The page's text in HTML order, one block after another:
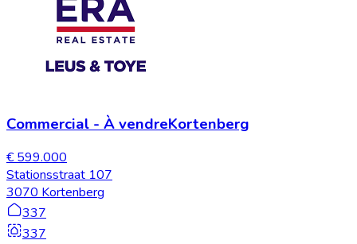
Commercial - À vendreKortenberg
€ 599.000
Stationsstraat 107
3070 Kortenberg
337
337